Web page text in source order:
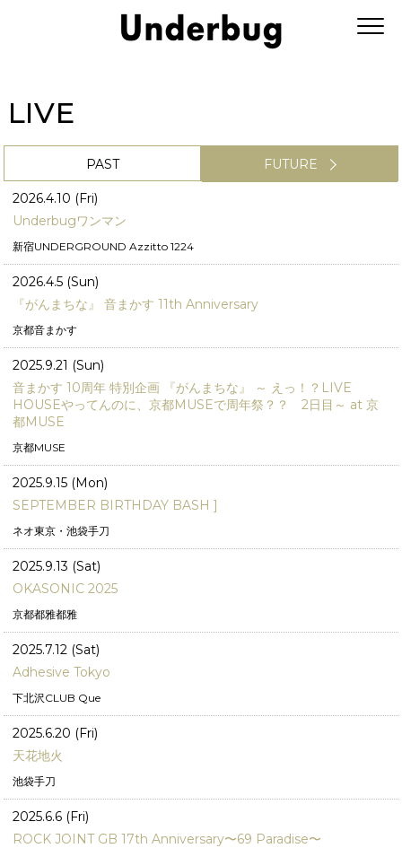
LIVE
PAST FUTURE
2026.4.10 (Fri)
Underbugワンマン
新宿UNDERGROUND Azzitto 1224
2026.4.5 (Sun)
『がんまちな』 音まかす 11th Anniversary
京都音まかす
2025.9.21 (Sun)
音まかす 10周年 特別企画 『がんまちな』 ～ えっ！？LIVE
HOUSEやってんのに、京都MUSEで周年祭？？ 2日目～ at 京
都MUSE
京都MUSE
2025.9.15 (Mon)
SEPTEMBER BIRTHDAY BASH ]
ネオ東京・池袋手刀
2025.9.13 (Sat)
OKASONIC 2025
京都都雅都雅
2025.7.12 (Sat)
Adhesive Tokyo
下北沢CLUB Que
2025.6.20 (Fri)
天花地火
池袋手刀
2025.6.6 (Fri)
ROCK JOINT GB 17th Anniversary〜69 Paradise〜